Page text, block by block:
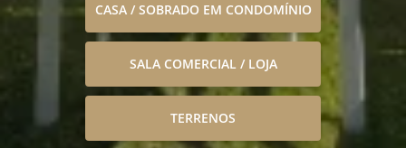
CASA / SOBRADO EM CONDOMÍNIO
SALA COMERCIAL / LOJA
TERRENOS